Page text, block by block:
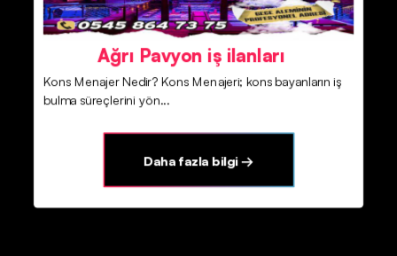
Ağrı Pavyon iş ilanları
Kons Menajer Nedir? Kons Menajeri; kons bayanların iş
bulma süreçlerini yön...
Daha fazla bilgi →